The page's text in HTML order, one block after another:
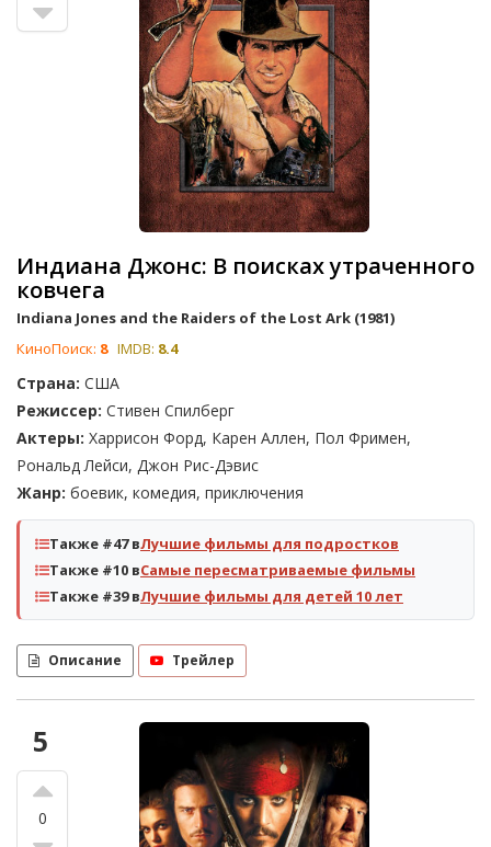
Индиана Джонс: В поисках утраченного
ковчега
Indiana Jones and the Raiders of the Lost Ark (1981)
КиноПоиск: 8 IMDB: 8.4
Страна: США
Режиссер: Стивен Спилберг
Актеры: Харрисон Форд, Карен Аллен, Пол Фримен,
Рональд Лейси, Джон Рис-Дэвис
Жанр: боевик, комедия, приключения
Также #47 вЛучшие фильмы для подростков
Также #10 вСамые пересматриваемые фильмы
Также #39 вЛучшие фильмы для детей 10 лет
Описание Трейлер
5
0